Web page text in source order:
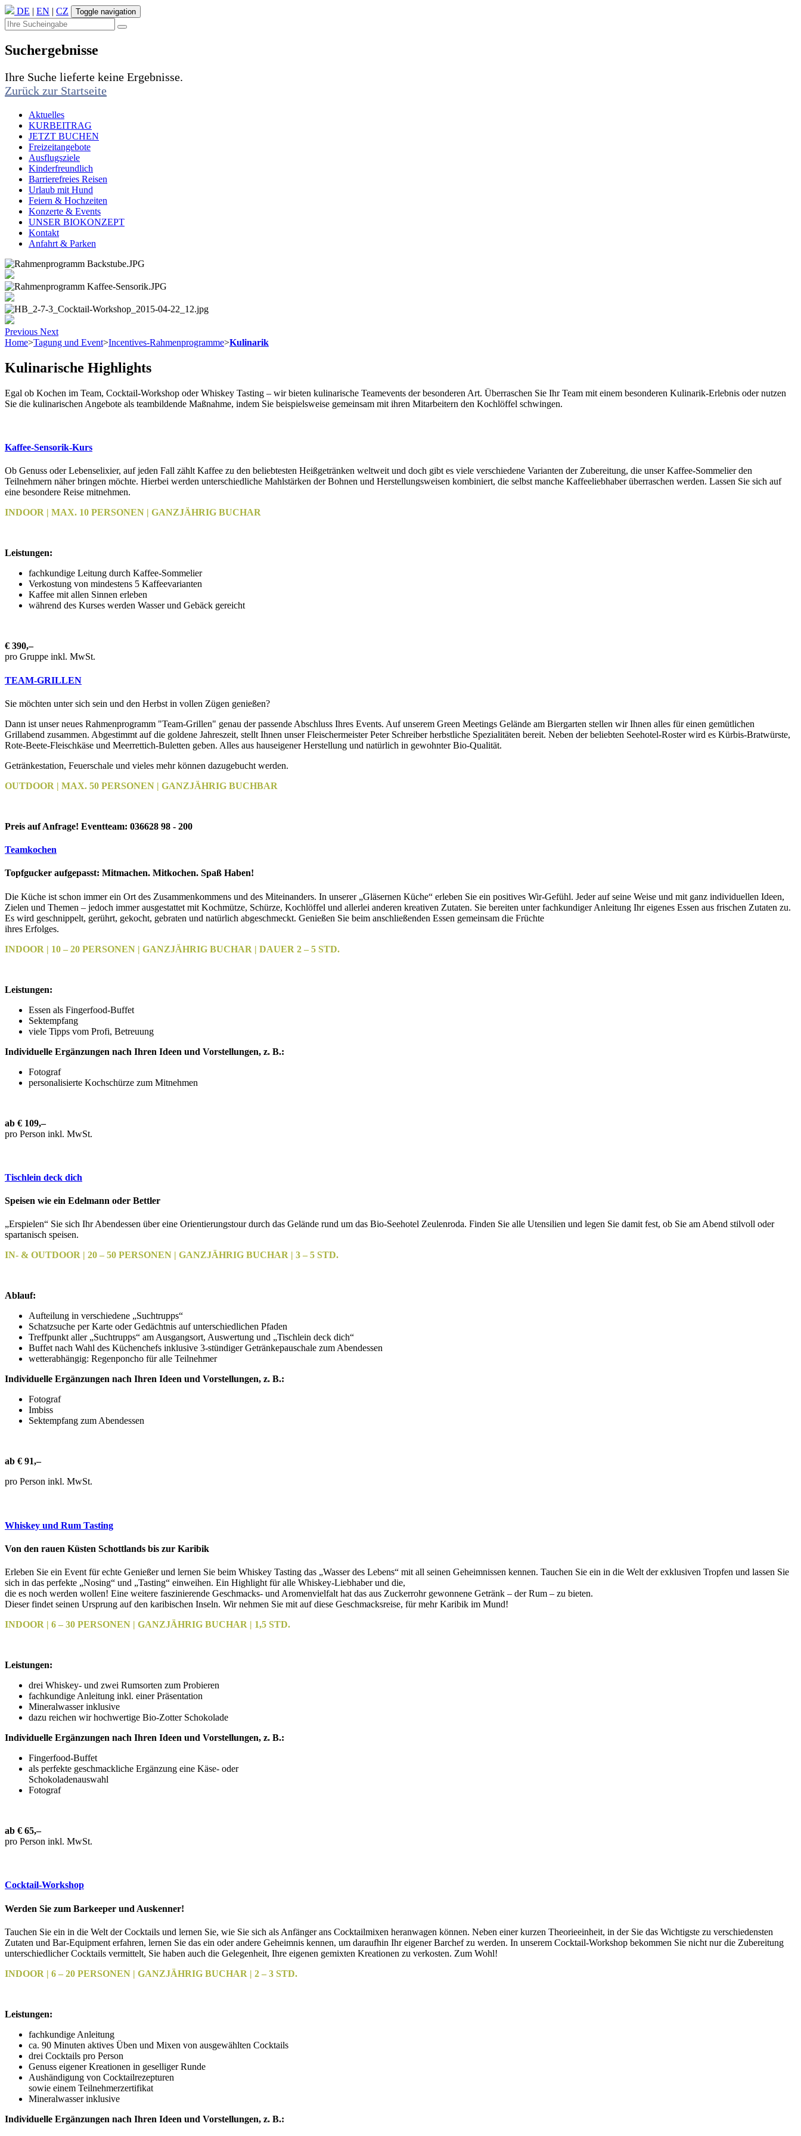
DE | EN | CZ Toggle navigation
Suchergebnisse
Ihre Suche lieferte keine Ergebnisse.
Zurück zur Startseite
Aktuelles
KURBEITRAG
JETZT BUCHEN
Freizeitangebote
Ausflugsziele
Kinderfreundlich
Barrierefreies Reisen
Urlaub mit Hund
Feiern & Hochzeiten
Konzerte & Events
UNSER BIOKONZEPT
Kontakt
Anfahrt & Parken
Previous Next
Home>Tagung und Event>Incentives-Rahmenprogramme>Kulinarik
Kulinarische Highlights
Egal ob Kochen im Team, Cocktail-Workshop oder Whiskey Tasting – wir bieten kulinarische Teamevents der besonderen Art. Überraschen Sie Ihr Team mit einem besonderen Kulinarik-Erlebnis oder nutzen
Sie die kulinarischen Angebote als teambildende Maßnahme, indem Sie beispielsweise gemeinsam mit ihren Mitarbeitern den Kochlöffel schwingen.
Kaffee-Sensorik-Kurs
Ob Genuss oder Lebenselixier, auf jeden Fall zählt Kaffee zu den beliebtesten Heißgetränken weltweit und doch gibt es viele verschiedene Varianten der Zubereitung, die unser Kaffee-Sommelier den
Teilnehmern näher bringen möchte. Hierbei werden unterschiedliche Mahlstärken der Bohnen und Herstellungsweisen kombiniert, die selbst manche Kaffeeliebhaber überraschen werden. Lassen Sie sich auf
eine besondere Reise mitnehmen.
INDOOR | MAX. 10 PERSONEN | GANZJÄHRIG BUCHAR
Leistungen:
fachkundige Leitung durch Kaffee-Sommelier
Verkostung von mindestens 5 Kaffeevarianten
Kaffee mit allen Sinnen erleben
während des Kurses werden Wasser und Gebäck gereicht
€ 390,–
pro Gruppe inkl. MwSt.
TEAM-GRILLEN
Sie möchten unter sich sein und den Herbst in vollen Zügen genießen?
Dann ist unser neues Rahmenprogramm "Team-Grillen" genau der passende Abschluss Ihres Events. Auf unserem Green Meetings Gelände am Biergarten stellen wir Ihnen alles für einen gemütlichen
Grillabend zusammen. Abgestimmt auf die goldene Jahreszeit, stellt Ihnen unser Fleischermeister Peter Schreiber herbstliche Spezialitäten bereit. Neben der beliebten Seehotel-Roster wird es Kürbis-Bratwürste,
Rote-Beete-Fleischkäse und Meerrettich-Buletten geben. Alles aus hauseigener Herstellung und natürlich in gewohnter Bio-Qualität.
Getränkestation, Feuerschale und vieles mehr können dazugebucht werden.
OUTDOOR | MAX. 50 PERSONEN | GANZJÄHRIG BUCHBAR
Preis auf Anfrage! Eventteam: 036628 98 - 200
Teamkochen
Topfgucker aufgepasst: Mitmachen. Mitkochen. Spaß Haben!
Die Küche ist schon immer ein Ort des Zusammenkommens und des Miteinanders. In unserer „Gläsernen Küche“ erleben Sie ein positives Wir-Gefühl. Jeder auf seine Weise und mit ganz individuellen Ideen,
Zielen und Themen – jedoch immer ausgestattet mit Kochmütze, Schürze, Kochlöffel und allerlei anderen kreativen Zutaten. Sie bereiten unter fachkundiger Anleitung Ihr eigenes Essen aus frischen Zutaten zu.
Es wird geschnippelt, gerührt, gekocht, gebraten und natürlich abgeschmeckt. Genießen Sie beim anschließenden Essen gemeinsam die Früchte
ihres Erfolges.
INDOOR | 10 – 20 PERSONEN | GANZJÄHRIG BUCHAR | DAUER 2 – 5 STD.
Leistungen:
Essen als Fingerfood-Buffet
Sektempfang
viele Tipps vom Profi, Betreuung
Individuelle Ergänzungen nach Ihren Ideen und Vorstellungen, z. B.:
Fotograf
personalisierte Kochschürze zum Mitnehmen
ab € 109,–
pro Person inkl. MwSt.
Tischlein deck dich
Speisen wie ein Edelmann oder Bettler
„Erspielen“ Sie sich Ihr Abendessen über eine Orientierungstour durch das Gelände rund um das Bio-Seehotel Zeulenroda. Finden Sie alle Utensilien und legen Sie damit fest, ob Sie am Abend stilvoll oder
spartanisch speisen.
IN- & OUTDOOR | 20 – 50 PERSONEN | GANZJÄHRIG BUCHAR | 3 – 5 STD.
Ablauf:
Aufteilung in verschiedene „Suchtrupps“
Schatzsuche per Karte oder Gedächtnis auf unterschiedlichen Pfaden
Treffpunkt aller „Suchtrupps“ am Ausgangsort, Auswertung und „Tischlein deck dich“
Buffet nach Wahl des Küchenchefs inklusive 3-stündiger Getränkepauschale zum Abendessen
wetterabhängig: Regenponcho für alle Teilnehmer
Individuelle Ergänzungen nach Ihren Ideen und Vorstellungen, z. B.:
Fotograf
Imbiss
Sektempfang zum Abendessen
ab € 91,–
pro Person inkl. MwSt.
Whiskey und Rum Tasting
Von den rauen Küsten Schottlands bis zur Karibik
Erleben Sie ein Event für echte Genießer und lernen Sie beim Whiskey Tasting das „Wasser des Lebens“ mit all seinen Geheimnissen kennen. Tauchen Sie ein in die Welt der exklusiven Tropfen und lassen Sie
sich in das perfekte „Nosing“ und „Tasting“ einweihen. Ein Highlight für alle Whiskey-Liebhaber und die,
die es noch werden wollen! Eine weitere faszinierende Geschmacks- und Aromenvielfalt hat das aus Zuckerrohr gewonnene Getränk – der Rum – zu bieten.
Dieser findet seinen Ursprung auf den karibischen Inseln. Wir nehmen Sie mit auf diese Geschmacksreise, für mehr Karibik im Mund!
INDOOR | 6 – 30 PERSONEN | GANZJÄHRIG BUCHAR | 1,5 STD.
Leistungen:
drei Whiskey- und zwei Rumsorten zum Probieren
fachkundige Anleitung inkl. einer Präsentation
Mineralwasser inklusive
dazu reichen wir hochwertige Bio-Zotter Schokolade
Individuelle Ergänzungen nach Ihren Ideen und Vorstellungen, z. B.:
Fingerfood-Buffet
als perfekte geschmackliche Ergänzung eine Käse- oder
Schokoladenauswahl
Fotograf
ab € 65,–
pro Person inkl. MwSt.
Cocktail-Workshop
Werden Sie zum Barkeeper und Auskenner!
Tauchen Sie ein in die Welt der Cocktails und lernen Sie, wie Sie sich als Anfänger ans Cocktailmixen heranwagen können. Neben einer kurzen Theorieeinheit, in der Sie das Wichtigste zu verschiedensten
Zutaten und Bar-Equipment erfahren, lernen Sie das ein oder andere Geheimnis kennen, um daraufhin Ihr eigener Barchef zu werden. In unserem Cocktail-Workshop bekommen Sie nicht nur die Zubereitung
unterschiedlicher Cocktails vermittelt, Sie haben auch die Gelegenheit, Ihre eigenen gemixten Kreationen zu verkosten. Zum Wohl!
INDOOR | 6 – 20 PERSONEN | GANZJÄHRIG BUCHAR | 2 – 3 STD.
Leistungen:
fachkundige Anleitung
ca. 90 Minuten aktives Üben und Mixen von ausgewählten Cocktails
drei Cocktails pro Person
Genuss eigener Kreationen in geselliger Runde
Aushändigung von Cocktailrezepturen
sowie einem Teilnehmerzertifikat
Mineralwasser inklusive
Individuelle Ergänzungen nach Ihren Ideen und Vorstellungen, z. B.: